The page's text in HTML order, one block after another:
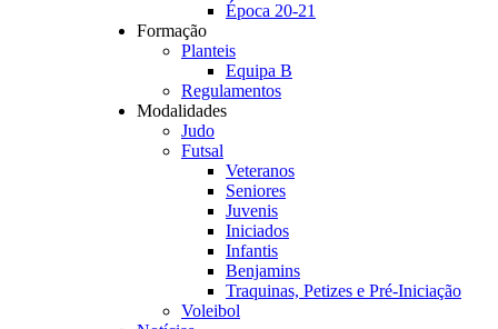
Época 20-21
Formação
Planteis
Equipa B
Regulamentos
Modalidades
Judo
Futsal
Veteranos
Seniores
Juvenis
Iniciados
Infantis
Benjamins
Traquinas, Petizes e Pré-Iniciação
Voleibol